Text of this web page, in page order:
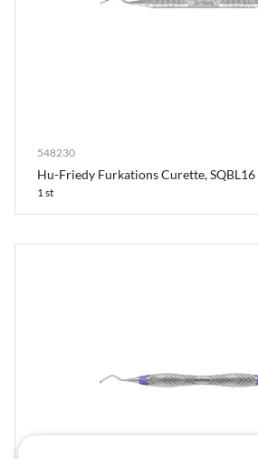
548230
Hu-Friedy Furkations Curette, SQBL16
1 st